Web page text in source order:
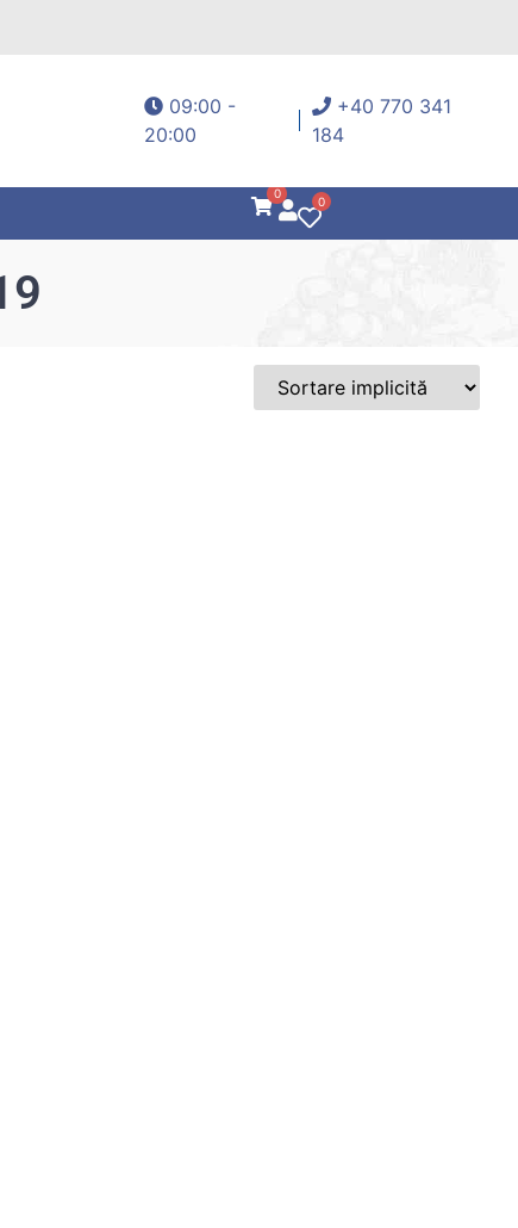
09:00 -
20:00
+40 770 341
184
0
0